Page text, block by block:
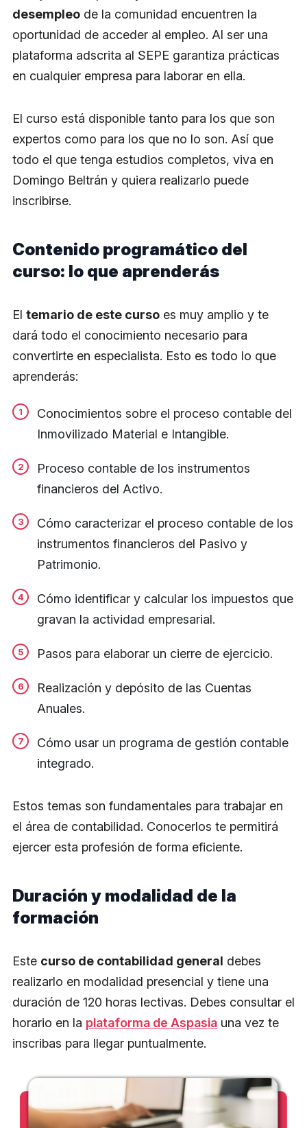
desempleo de la comunidad encuentren la
oportunidad de acceder al empleo. Al ser una
plataforma adscrita al SEPE garantiza prácticas
en cualquier empresa para laborar en ella.
El curso está disponible tanto para los que son
expertos como para los que no lo son. Así que
todo el que tenga estudios completos, viva en
Domingo Beltrán y quiera realizarlo puede
inscribirse.
Contenido programático del
curso: lo que aprenderás
El temario de este curso es muy amplio y te
dará todo el conocimiento necesario para
convertirte en especialista. Esto es todo lo que
aprenderás:
Conocimientos sobre el proceso contable del
Inmovilizado Material e Intangible.
Proceso contable de los instrumentos
financieros del Activo.
Cómo caracterizar el proceso contable de los
instrumentos financieros del Pasivo y
Patrimonio.
Cómo identificar y calcular los impuestos que
gravan la actividad empresarial.
Pasos para elaborar un cierre de ejercicio.
Realización y depósito de las Cuentas
Anuales.
Cómo usar un programa de gestión contable
integrado.
Estos temas son fundamentales para trabajar en
el área de contabilidad. Conocerlos te permitirá
ejercer esta profesión de forma eficiente.
Duración y modalidad de la
formación
Este curso de contabilidad general debes
realizarlo en modalidad presencial y tiene una
duración de 120 horas lectivas. Debes consultar el
horario en la plataforma de Aspasia una vez te
inscribas para llegar puntualmente.